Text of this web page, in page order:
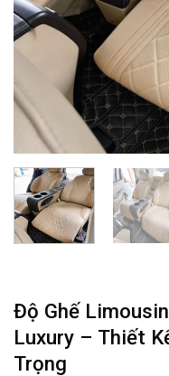
Độ Ghế
Luxury – Thiết
Trọng